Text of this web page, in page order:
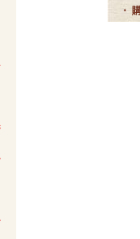
・